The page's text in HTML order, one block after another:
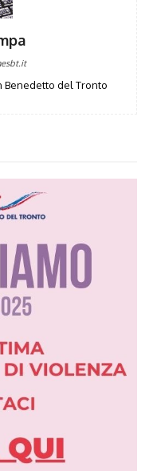
Benedetto del Tronto